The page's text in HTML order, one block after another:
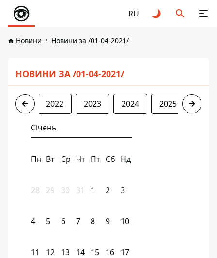
RU
Новини Новини за /01-04-2021/
НОВИНИ ЗА /01-04-2021/
2021 2022 2023 2024 2025 2026
Січень
Пн Вт Ср Чт Пт Сб Нд
28 29 30 31 1 2 3
4 5 6 7 8 9 10
11 12 13 14 15 16 17